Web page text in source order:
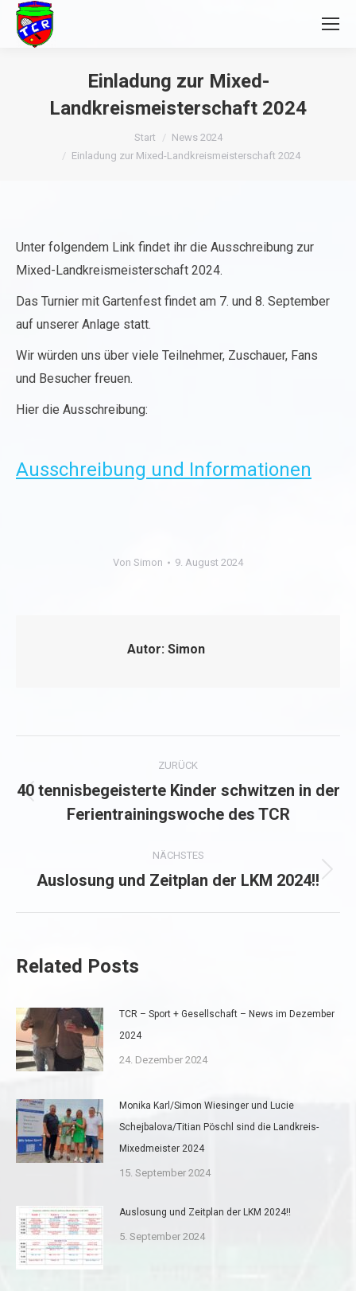
Einladung zur Mixed-
Landkreismeisterschaft 2024
Start
News 2024
Einladung zur Mixed-Landkreismeisterschaft 2024
Unter folgendem Link findet ihr die Ausschreibung zur
Mixed-Landkreismeisterschaft 2024.
Das Turnier mit Gartenfest findet am 7. und 8. September
auf unserer Anlage statt.
Wir würden uns über viele Teilnehmer, Zuschauer, Fans
und Besucher freuen.
Hier die Ausschreibung:
Ausschreibung und Informationen
Von Simon 9. August 2024
Autor: Simon
Kommentarnavigation
ZURÜCK
Beitrag:
40 tennisbegeisterte Kinder schwitzen in der
Ferientrainingswoche des TCR
NÄCHSTES
Nächster
Auslosung und Zeitplan der LKM 2024!!
Related Posts
TCR – Sport + Gesellschaft – News im Dezember
2024
24. Dezember 2024
Monika Karl/Simon Wiesinger und Lucie
Schejbalova/Titian Pöschl sind die Landkreis-
Mixedmeister 2024
15. September 2024
Auslosung und Zeitplan der LKM 2024!!
5. September 2024